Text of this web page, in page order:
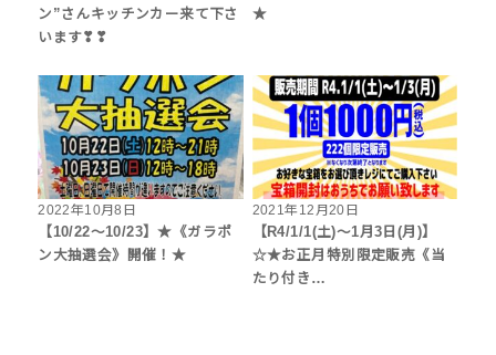
ン”さんキッチンカー来て下さ
います❣❣
★
2022年10月8日
【10/22～10/23】★《ガラポ
ン大抽選会》開催！★
2021年12月20日
【R4/1/1(土)～1月3日(月)】
☆★お正月特別限定販売《当
たり付き…